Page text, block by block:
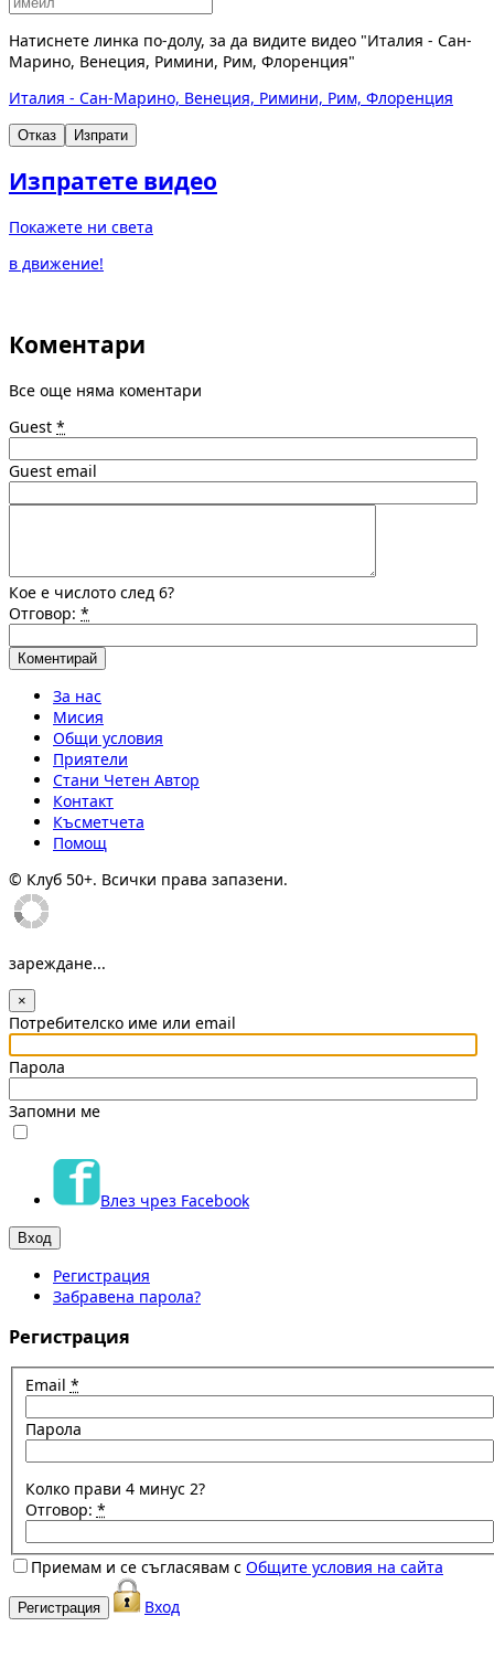
Натиснете линка по-долу, за да видите видео "Италия - Сан-
Марино, Венеция, Римини, Рим, Флоренция"
Италия - Сан-Марино, Венеция, Римини, Рим, Флоренция
Отказ Изпрати
Изпратете видео
Покажете ни света
в движение!
Коментари
Все още няма коментари
Guest *
Guest email
Кое е числото след 6?
Отговор: *
За нас
Мисия
Общи условия
Приятели
Стани Четен Автор
Контакт
Късметчета
Помощ
© Клуб 50+. Всички права запазени.
зареждане...
×
Потребителско име или email
Парола
Запомни ме
Влез чрез Facebook
Регистрация
Забравена парола?
Регистрация
Email *
Парола
Колко прави 4 минус 2?
Отговор: *
Приемам и се съгласявам с Общите условия на сайта
Вход